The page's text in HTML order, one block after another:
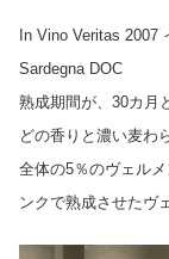
In Vino Veritas 2007
Sardegna DOC
熟成期間が、30カ月
どの香りと濃い麦わ
全体の5％のヴェル
ンクで熟成させたヴ